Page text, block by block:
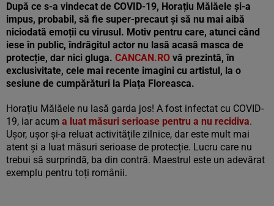
După ce s-a vindecat de COVID-19, Horațiu Mălăele și-a
impus, probabil, să fie super-precaut și să nu mai aibă
niciodată emoții cu virusul. Motiv pentru care, atunci când
iese în public, îndrăgitul actor nu lasă acasă masca de
protecție, dar nici gluga. CANCAN.RO vă prezintă, în
exclusivitate, cele mai recente imagini cu artistul, la o
sesiune de cumpărături la Piața Floreasca.
Horațiu Mălăele nu lasă garda jos! A fost infectat cu COVID-
19, iar acum a luat măsuri serioase pentru a nu recidiva.
Ușor, ușor și-a reluat activitățile zilnice, dar este mult mai
atent și a luat măsuri serioase de protecție. Lucru care nu
trebui să surprindă, ba din contră. Maestrul este un adevărat
exemplu pentru toți românii.